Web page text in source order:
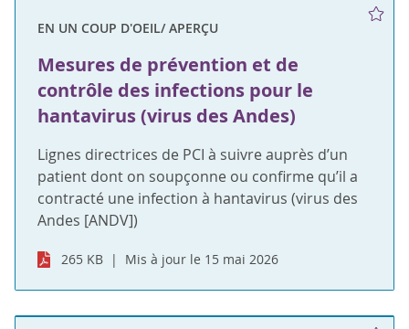
EN UN COUP D'OEIL/ APERÇU
Mesures de prévention et de
contrôle des infections pour le
hantavirus (virus des Andes)
Lignes directrices de PCI à suivre auprès d’un
patient dont on soupçonne ou confirme qu’il a
contracté une infection à hantavirus (virus des
Andes [ANDV])
265 KB Mis à jour le 15 mai 2026